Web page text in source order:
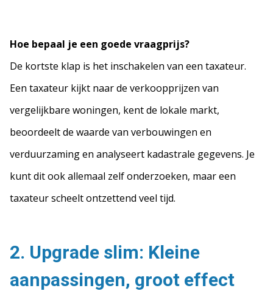
Hoe bepaal je een goede vraagprijs?
De kortste klap is het inschakelen van een taxateur.
Een taxateur kijkt naar de verkoopprijzen van
vergelijkbare woningen, kent de lokale markt,
beoordeelt de waarde van verbouwingen en
verduurzaming en analyseert kadastrale gegevens. Je
kunt dit ook allemaal zelf onderzoeken, maar een
taxateur scheelt ontzettend veel tijd.
2. Upgrade slim: Kleine
aanpassingen, groot effect